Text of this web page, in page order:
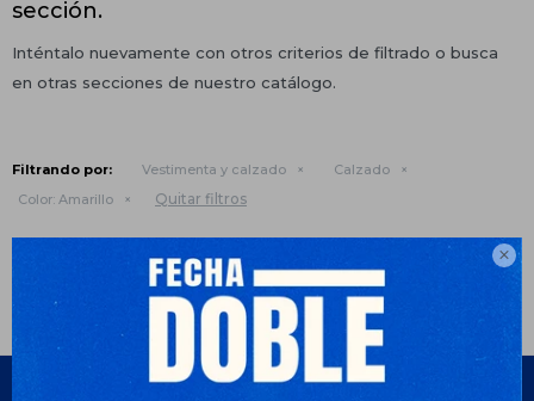

sección.
Inténtalo nuevamente con otros criterios de filtrado o busca
en otras secciones de nuestro catálogo.
Filtrando por: Vestimenta y calzado
Calzado
Color: Amarillo Quitar filtros
Te recomendamos quitar: Color: